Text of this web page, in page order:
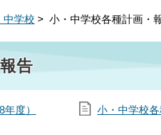
中学校 > 小・中学校各種計画・
告
度） 小・中学校各